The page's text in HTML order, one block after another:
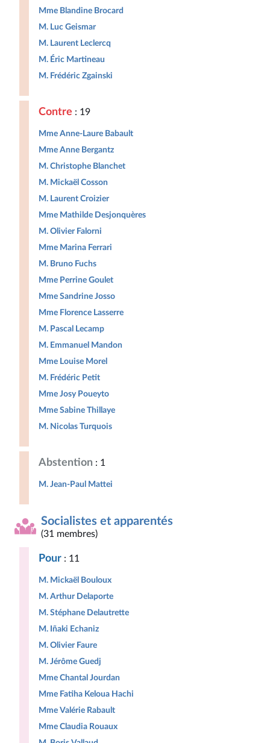
Mme Blandine Brocard
M. Luc Geismar
M. Laurent Leclercq
M. Éric Martineau
M. Frédéric Zgainski
Contre : 19
Mme Anne-Laure Babault
Mme Anne Bergantz
M. Christophe Blanchet
M. Mickaël Cosson
M. Laurent Croizier
Mme Mathilde Desjonquères
M. Olivier Falorni
Mme Marina Ferrari
M. Bruno Fuchs
Mme Perrine Goulet
Mme Sandrine Josso
Mme Florence Lasserre
M. Pascal Lecamp
M. Emmanuel Mandon
Mme Louise Morel
M. Frédéric Petit
Mme Josy Poueyto
Mme Sabine Thillaye
M. Nicolas Turquois
Abstention : 1
M. Jean-Paul Mattei
Socialistes et apparentés
(31 membres)
Pour : 11
M. Mickaël Bouloux
M. Arthur Delaporte
M. Stéphane Delautrette
M. Iñaki Echaniz
M. Olivier Faure
M. Jérôme Guedj
Mme Chantal Jourdan
Mme Fatiha Keloua Hachi
Mme Valérie Rabault
Mme Claudia Rouaux